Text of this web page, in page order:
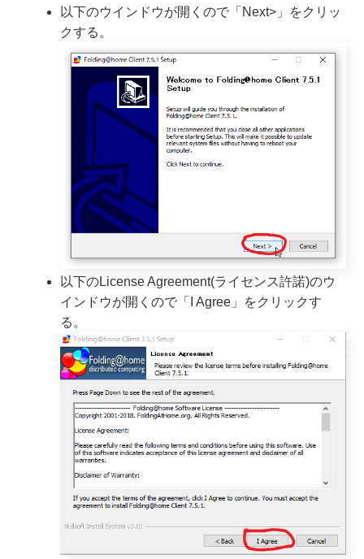
以下のウインドウが開くので「Next>」をクリッ
クする。
以下のLicense Agreement(ライセンス許諾)のウ
インドウが開くので「I Agree」をクリックす
る。